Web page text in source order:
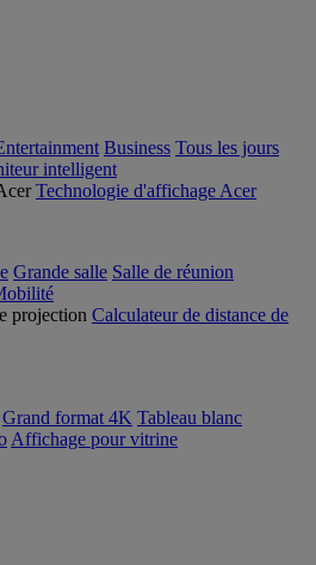
Business Tous les jours
intelligent
Technologie d'affichage Acer
Grande salle Salle de réunion
Calculateur de distance de
Grand format 4K Tableau blanc
Affichage pour vitrine